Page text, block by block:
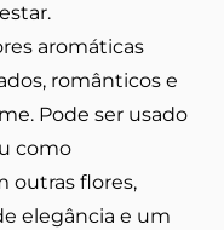
aromáticas
românticos e
Pode ser usado
como
outras flores,
elegância e um